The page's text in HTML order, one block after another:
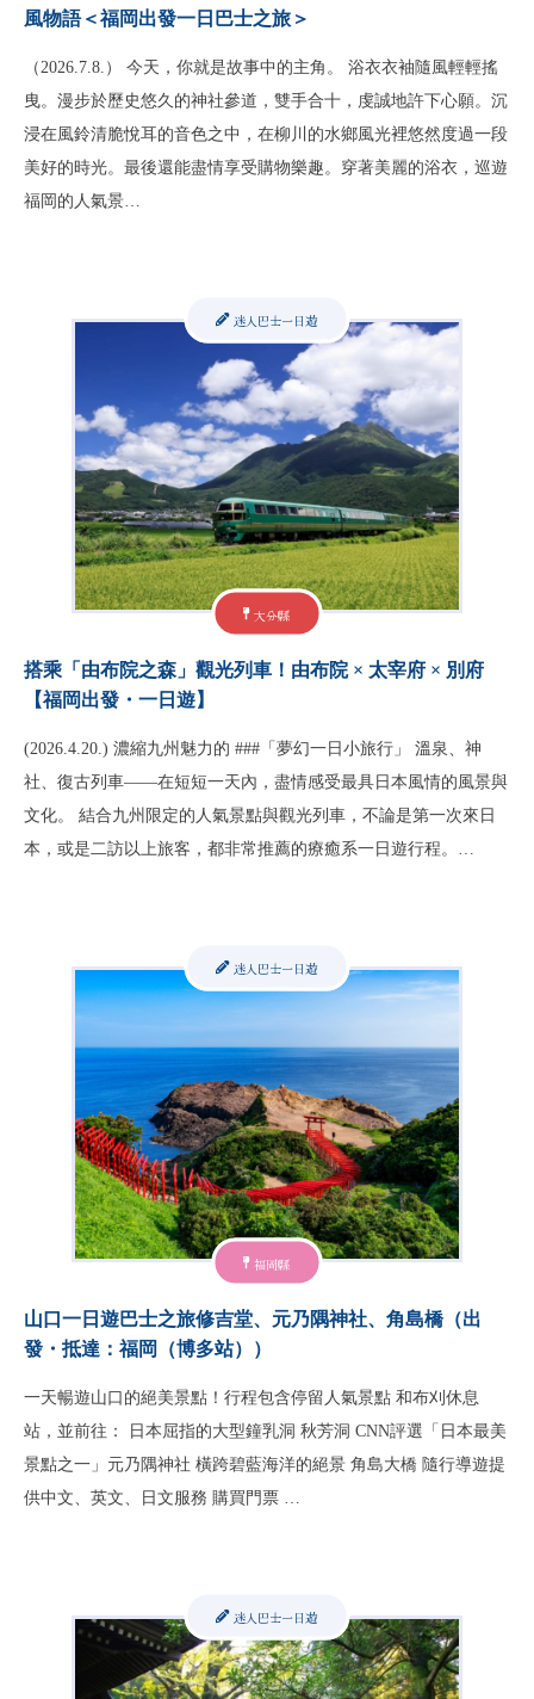
風物語＜福岡出發一日巴士之旅＞
（2026.7.8.） 今天，你就是故事中的主角。 浴衣衣袖隨風輕輕搖
曳。漫步於歷史悠久的神社參道，雙手合十，虔誠地許下心願。沉
浸在風鈴清脆悅耳的音色之中，在柳川的水鄉風光裡悠然度過一段
美好的時光。最後還能盡情享受購物樂趣。穿著美麗的浴衣，巡遊
福岡的人氣景…
大分縣
迷人巴士一日遊
搭乘「由布院之森」觀光列車！由布院 × 太宰府 × 別府
【福岡出發・一日遊】
(2026.4.20.) 濃縮九州魅力的 ###「夢幻一日小旅行」 溫泉、神
社、復古列車——在短短一天內，盡情感受最具日本風情的風景與
文化。 結合九州限定的人氣景點與觀光列車，不論是第一次來日
本，或是二訪以上旅客，都非常推薦的療癒系一日遊行程。…
福岡縣
迷人巴士一日遊
山口一日遊巴士之旅修吉堂、元乃隅神社、角島橋（出
發・抵達：福岡（博多站））
一天暢遊山口的絕美景點！行程包含停留人氣景點 和布刈休息
站，並前往： 日本屈指的大型鐘乳洞 秋芳洞 CNN評選「日本最美
景點之一」元乃隅神社 橫跨碧藍海洋的絕景 角島大橋 隨行導遊提
供中文、英文、日文服務 購買門票 …
迷人巴士一日遊